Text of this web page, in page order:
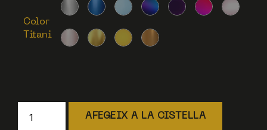
Color
Titani
AFEGEIX A LA CISTELLA